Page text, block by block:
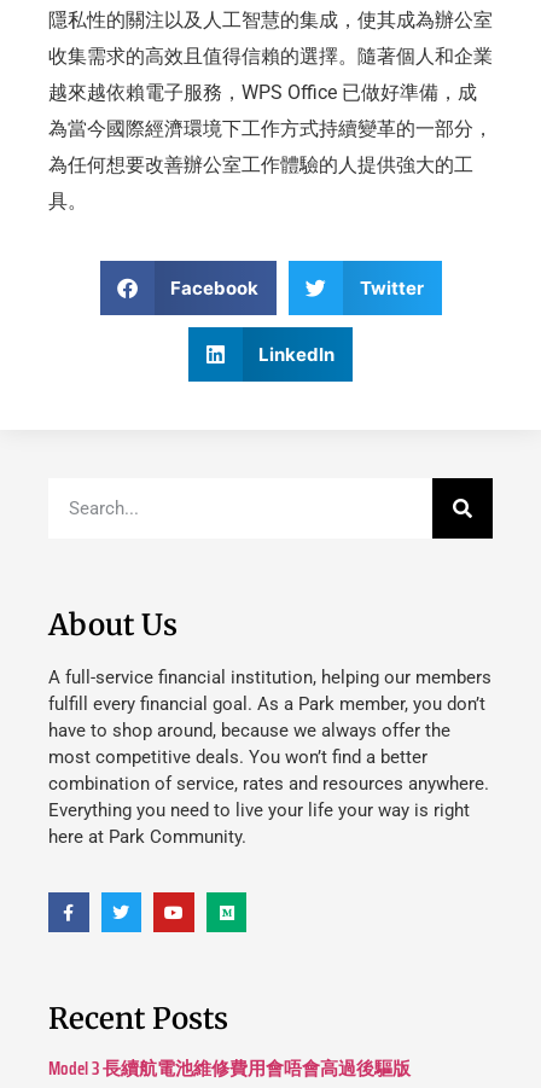
隱私性的關注以及人工智慧的集成，使其成為辦公室
收集需求的高效且值得信賴的選擇。隨著個人和企業
越來越依賴電子服務，WPS Office 已做好準備，成
為當今國際經濟環境下工作方式持續變革的一部分，
為任何想要改善辦公室工作體驗的人提供強大的工
具。
Facebook Twitter
LinkedIn
About Us
A full-service financial institution, helping our members
fulfill every financial goal. As a Park member, you don’t
have to shop around, because we always offer the
most competitive deals. You won’t find a better
combination of service, rates and resources anywhere.
Everything you need to live your life your way is right
here at Park Community.
Recent Posts
Model 3 長續航電池維修費用會唔會高過後驅版